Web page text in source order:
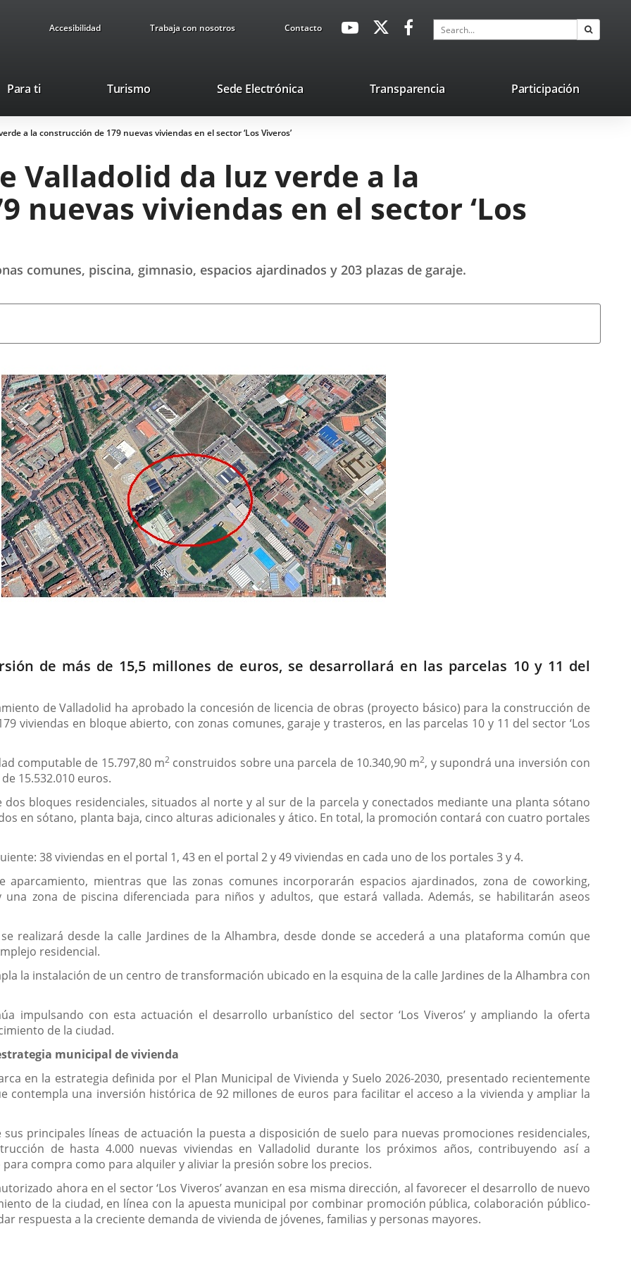
Accesibilidad Trabaja con nosotros ContactoavaHeaderSocial
Link
Link
application.
application.
Search
Para ti TurismoThis
will
open
a
pop-
up
window.
Sede ElectrónicaLink
external
Transparencia Participación
a la construcción de 179 nuevas viviendas en el sector ‘Los Viveros’
Valladolid da luz verde a la
nuevas viviendas en el sector ‘Los
comunes, piscina, gimnasio, espacios ajardinados y 203 plazas de garaje.
de más de 15,5 millones de euros, se desarrollará en las parcelas 10 y 11 del
de Valladolid ha aprobado la concesión de licencia de obras (proyecto básico) para la construcción de
viviendas en bloque abierto, con zonas comunes, garaje y trasteros, en las parcelas 10 y 11 del sector ‘Los
computable de 15.797,80 m2 construidos sobre una parcela de 10.340,90 m2, y supondrá una inversión con
15.532.010 euros.
bloques residenciales, situados al norte y al sur de la parcela y conectados mediante una planta sótano
en sótano, planta baja, cinco alturas adicionales y ático. En total, la promoción contará con cuatro portales
38 viviendas en el portal 1, 43 en el portal 2 y 49 viviendas en cada uno de los portales 3 y 4.
aparcamiento, mientras que las zonas comunes incorporarán espacios ajardinados, zona de coworking,
zona de piscina diferenciada para niños y adultos, que estará vallada. Además, se habilitarán aseos
realizará desde la calle Jardines de la Alhambra, desde donde se accederá a una plataforma común que
residencial.
la instalación de un centro de transformación ubicado en la esquina de la calle Jardines de la Alhambra con
impulsando con esta actuación el desarrollo urbanístico del sector ‘Los Viveros’ y ampliando la oferta
de la ciudad.
municipal de vivienda
en la estrategia definida por el Plan Municipal de Vivienda y Suelo 2026-2030, presentado recientemente
contempla una inversión histórica de 92 millones de euros para facilitar el acceso a la vivienda y ampliar la
principales líneas de actuación la puesta a disposición de suelo para nuevas promociones residenciales,
de hasta 4.000 nuevas viviendas en Valladolid durante los próximos años, contribuyendo así a
compra como para alquiler y aliviar la presión sobre los precios.
ahora en el sector ‘Los Viveros’ avanzan en esa misma dirección, al favorecer el desarrollo de nuevo
de la ciudad, en línea con la apuesta municipal por combinar promoción pública, colaboración público-
respuesta a la creciente demanda de vivienda de jóvenes, familias y personas mayores.